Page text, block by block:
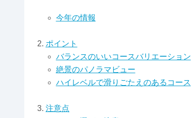
今年の情報
ポイント
バランスのいいコースバリエーション
絶景のパノラマビュー
ハイレベルで滑りごたえのあるコース
注意点